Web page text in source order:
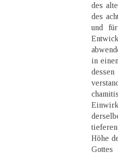
des
des
und
in
Höhe